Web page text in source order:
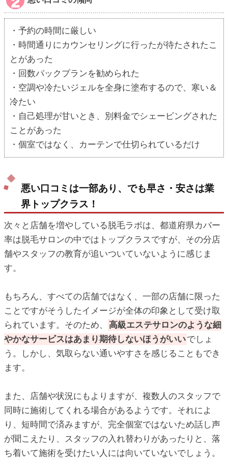
・予約の時間に厳しい
・時間通りにカウンセリングに行ったが待たされたこ
とがあった
・回数パックプランを勧められた
・空調や冷たいジェルを全身に塗布するので、寒い＆
冷たい
・自己処理が甘いとき、別料金でシェービングされた
ことがあった
・個室ではなく、カーテンで仕切られているだけ
悪い口コミは一部あり、でも早さ・安さは業
界トップクラス！
次々と店舗を増やしている脱毛ラボは、都道府県カバー
率は脱毛サロンの中ではトップクラスですが、その分店
舗やスタッフの教育が追いついていないように感じま
す。
もちろん、すべての店舗ではなく、一部の店舗に限った
ことですがそうしたイメージが全体の印象として受け取
られています。そのため、
高級エステサロンのような細
やかなサービスはあまり期待しないほうがいいでしょ
う。しかし、気取らない通いやすさを感じることもでき
ます。
また、店舗や状況にもよりますが、複数人のスタッフで
同時に施術してくれる場合があるようです。それによ
り、短時間で済みますが、完全個室ではないため話し声
が聞こえたり、スタッフの入れ替わりがあったりと、落
ち着いて施術を受けたい人には向いていないでしょう。